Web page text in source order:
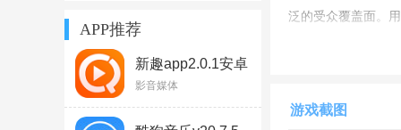
APP推荐
新趣app2.0.1安卓
版
影音媒体
泛的受众覆盖面。
游戏截图